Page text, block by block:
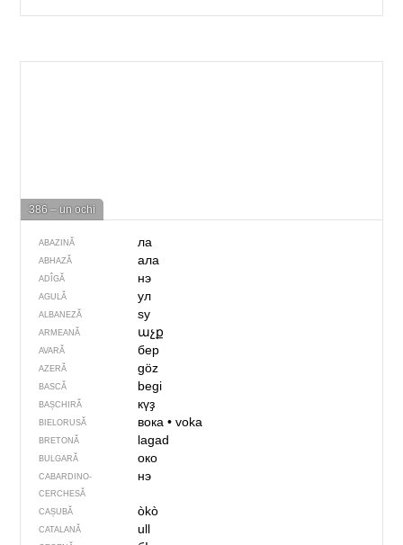
386 – un ochi
ABAZINĂ ла
ABHAZĂ ала
ADÎGĂ нэ
AGULĂ ул
ALBANEZĂ sy
ARMEANĂ աչք
AVARĂ бер
AZERĂ göz
BASCĂ begi
BAȘCHIRĂ күҙ
BIELORUSĂ вока• voka
BRETONĂ lagad
BULGARĂ око
CABARDINO-
CERCHESĂ
нэ
CAȘUBĂ òkò
CATALANĂ ull